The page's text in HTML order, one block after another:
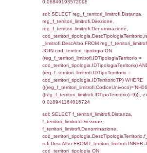
0.070322036743164
sql: SELECT
rofi.DescAltro FROM
cod_territori_tipologia